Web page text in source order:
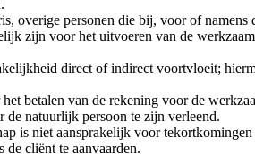
overige personen die bij, voor of
zijn voor het uitvoeren van de
direct of indirect voortvloeit;
betalen van de rekening voor de
de natuurlijk persoon te zijn verleend.
is niet aansprakelijk voor
de cliënt te aanvaarden.